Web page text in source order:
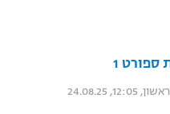
1
12:05, 24.08.25